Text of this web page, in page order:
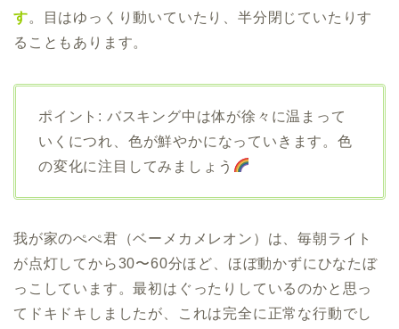
す。目はゆっくり動いていたり、半分閉じていたりす
ることもあります。
ポイント: バスキング中は体が徐々に温まって
いくにつれ、色が鮮やかになっていきます。色
の変化に注目してみましょう
我が家のぺぺ君（ベーメカメレオン）は、毎朝ライト
が点灯してから30〜60分ほど、ほぼ動かずにひなたぼ
っこしています。最初はぐったりしているのかと思っ
てドキドキしましたが、これは完全に正常な行動でし